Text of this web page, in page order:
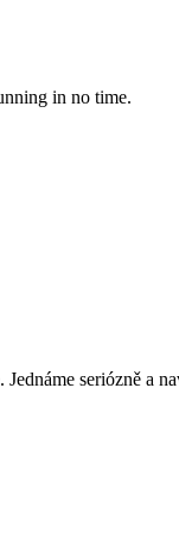
in no time.
seriózně a